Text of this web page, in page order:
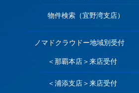
物件検索（宜野湾支店）
ノマドクラウドー地域別受付
＜那覇本店＞来店受付
＜浦添支店＞来店受付